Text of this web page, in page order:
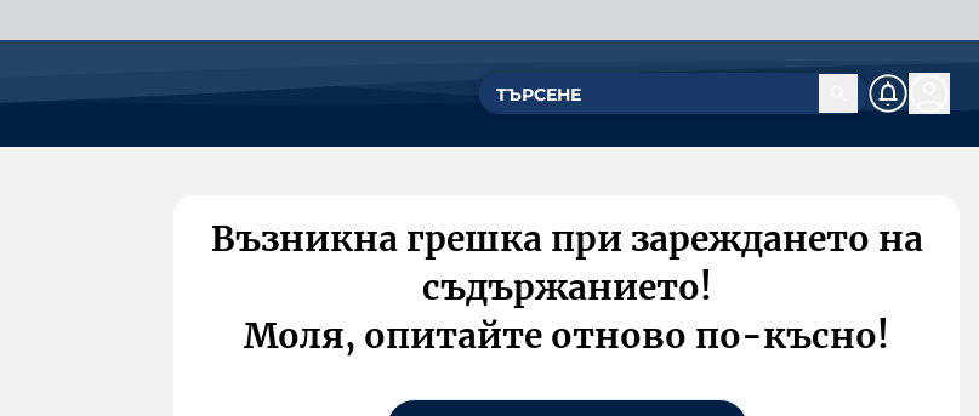
Възникна грешка при зареждането на
съдържанието!
Моля, опитайте отново по-късно!